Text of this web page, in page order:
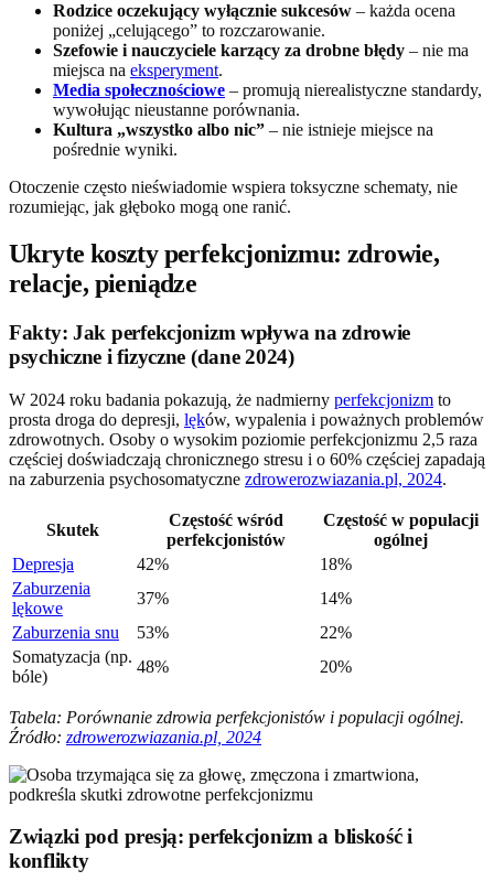
Rodzice oczekujący wyłącznie sukcesów – każda ocena
poniżej „celującego” to rozczarowanie.
Szefowie i nauczyciele karzący za drobne błędy – nie ma
miejsca na eksperyment.
Media społecznościowe – promują nierealistyczne standardy,
wywołując nieustanne porównania.
Kultura „wszystko albo nic” – nie istnieje miejsce na
pośrednie wyniki.
Otoczenie często nieświadomie wspiera toksyczne schematy, nie
rozumiejąc, jak głęboko mogą one ranić.
Ukryte koszty perfekcjonizmu: zdrowie,
relacje, pieniądze
Fakty: Jak perfekcjonizm wpływa na zdrowie
psychiczne i fizyczne (dane 2024)
W 2024 roku badania pokazują, że nadmierny perfekcjonizm to
prosta droga do depresji, lęków, wypalenia i poważnych problemów
zdrowotnych. Osoby o wysokim poziomie perfekcjonizmu 2,5 raza
częściej doświadczają chronicznego stresu i o 60% częściej zapadają
na zaburzenia psychosomatyczne zdrowerozwiazania.pl, 2024.
Skutek
Częstość wśród
perfekcjonistów
Częstość w populacji
ogólnej
Depresja
42%
18%
Zaburzenia
lękowe
37%
14%
Zaburzenia snu
53%
22%
Somatyzacja (np.
bóle)
48% 20%
Tabela: Porównanie zdrowia perfekcjonistów i populacji ogólnej.
Źródło: zdrowerozwiazania.pl, 2024
Związki pod presją: perfekcjonizm a bliskość i
konflikty